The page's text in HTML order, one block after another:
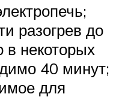
разогрев до
в некоторых
40 минут;
для